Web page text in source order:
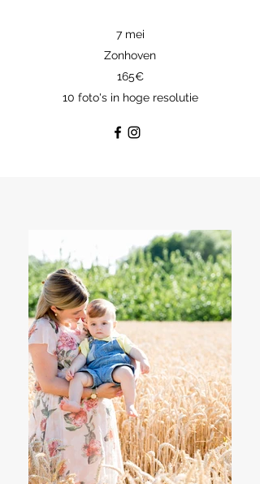
7 mei
Zonhoven
165€
10 foto's in hoge resolutie